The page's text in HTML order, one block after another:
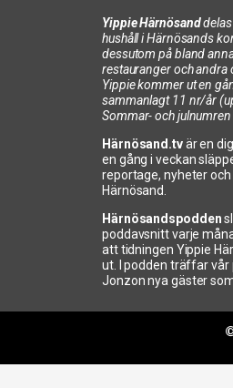
Yippie Härnösanddelas
hushåll i Härnösands
dessutom på bland
restauranger och andra
Yippie kommer ut en
sammanlagt 11 nr/år
Sommar- och julnumren
Härnösand.tvär en
en gång i veckan
reportage, nyheter
Härnösand.
Härnösandspodden
poddavsnitt varje
att tidningen Yippie
ut. I podden träffar vår
Jonzon nya gäster